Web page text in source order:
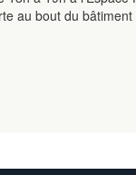
au bout du